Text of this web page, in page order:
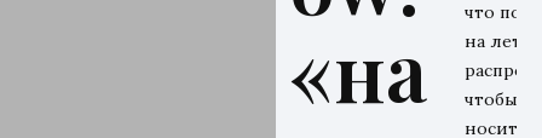
«на
что
на
чтобы
носить